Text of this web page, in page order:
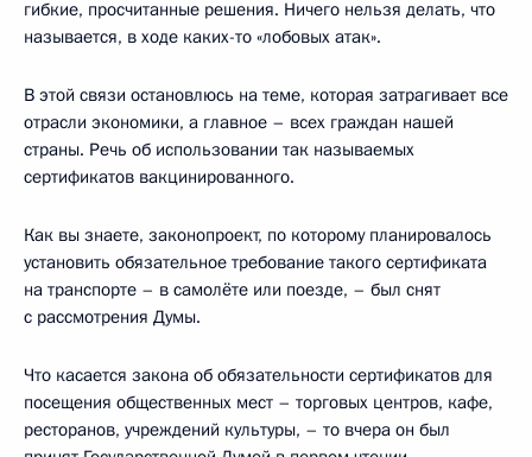
гибкие, просчитанные решения. Ничего нельзя делать, что
называется, в ходе каких-то «лобовых атак».
В этой связи остановлюсь на теме, которая затрагивает все
отрасли экономики, а главное – всех граждан нашей
страны. Речь об использовании так называемых
сертификатов вакцинированного.
Как вы знаете, законопроект, по которому планировалось
установить обязательное требование такого сертификата
на транспорте – в самолёте или поезде, – был снят
с рассмотрения Думы.
Что касается закона об обязательности сертификатов для
посещения общественных мест – торговых центров, кафе,
ресторанов, учреждений культуры, – то вчера он был